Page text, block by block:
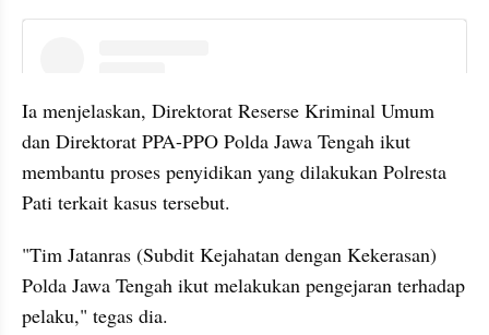
Ia menjelaskan, Direktorat Reserse Kriminal Umum
dan Direktorat PPA-PPO Polda Jawa Tengah ikut
membantu proses penyidikan yang dilakukan Polresta
Pati terkait kasus tersebut.
"Tim Jatanras (Subdit Kejahatan dengan Kekerasan)
Polda Jawa Tengah ikut melakukan pengejaran terhadap
pelaku," tegas dia.